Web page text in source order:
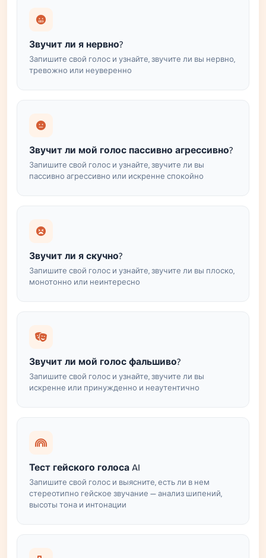
Звучит ли я нервно?
Запишите свой голос и узнайте, звучите ли вы нервно,
тревожно или неуверенно
Звучит ли мой голос пассивно агрессивно?
Запишите свой голос и узнайте, звучите ли вы
пассивно агрессивно или искренне спокойно
Звучит ли я скучно?
Запишите свой голос и узнайте, звучите ли вы плоско,
монотонно или неинтересно
Звучит ли мой голос фальшиво?
Запишите свой голос и узнайте, звучите ли вы
искренне или принужденно и неаутентично
Тест гейского голоса AI
Запишите свой голос и выясните, есть ли в нем
стереотипно гейское звучание — анализ шипений,
высоты тона и интонации